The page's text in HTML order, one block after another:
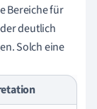
Bereiche für
deutlich
Solch eine